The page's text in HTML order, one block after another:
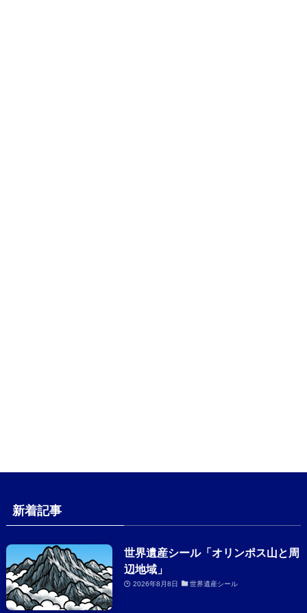
新着記事
世界遺産シール「オリンポス山と周
辺地域」
2026年8月8日 世界遺産シール